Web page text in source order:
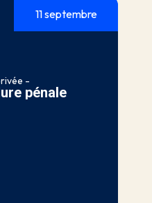
11 septembre
-
pénale